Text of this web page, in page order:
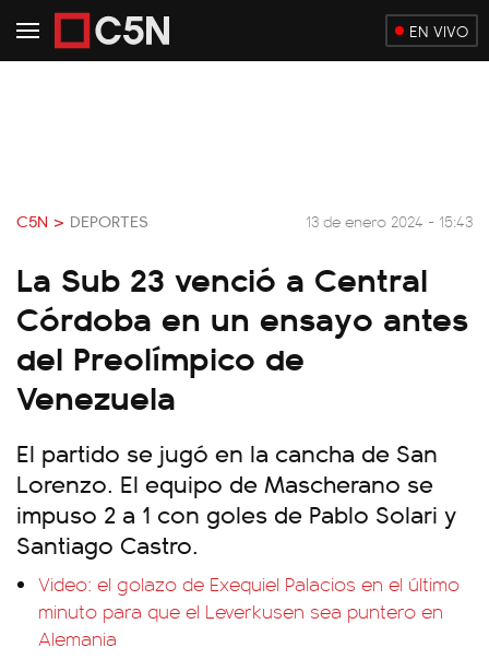
EN VIVO
C5N > DEPORTES 13 de enero 2024 - 15:43
La Sub 23 venció a Central
Córdoba en un ensayo antes
del Preolímpico de
Venezuela
El partido se jugó en la cancha de San
Lorenzo. El equipo de Mascherano se
impuso 2 a 1 con goles de Pablo Solari y
Santiago Castro.
Video: el golazo de Exequiel Palacios en el último
minuto para que el Leverkusen sea puntero en
Alemania